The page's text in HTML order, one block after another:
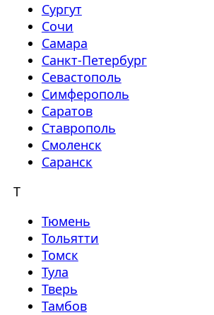
Сургут
Сочи
Самара
Санкт-Петербург
Севастополь
Симферополь
Саратов
Ставрополь
Смоленск
Саранск
Т
Тюмень
Тольятти
Томск
Тула
Тверь
Тамбов